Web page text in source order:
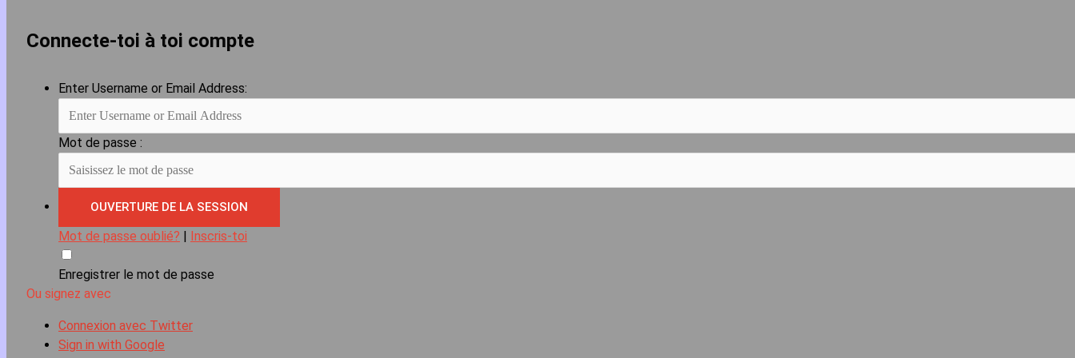
Connecte-toi à toi compte
Enter Username or Email Address:
Mot de passe :
Mot de passe oublié? Inscris-toi
Enregistrer le mot de passe
Ou signez avec
Connexion avec Twitter
Sign in with Google